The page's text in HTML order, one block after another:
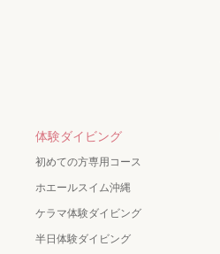
体験ダイビング
初めての方専用コース
ホエールスイム沖縄
ケラマ体験ダイビング
半日体験ダイビング